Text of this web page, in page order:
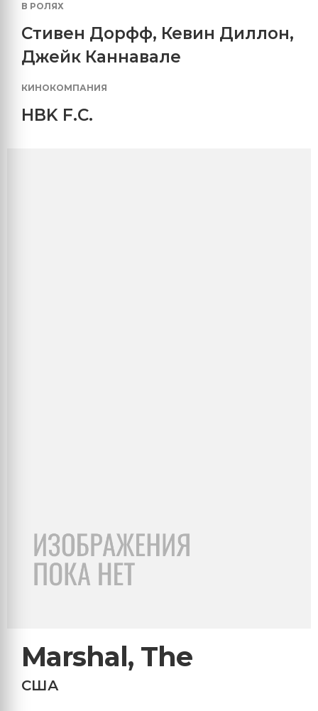
В РОЛЯХ
Стивен Дорфф, Кевин Диллон,
Джейк Каннавале
КИНОКОМПАНИЯ
HBK F.C.
Marshal, The
США